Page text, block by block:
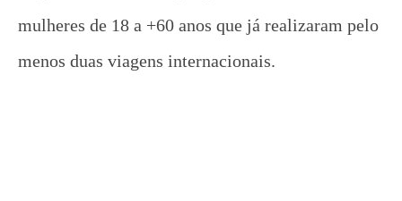
mulheres de 18 a +60 anos que já realizaram pelo
menos duas viagens internacionais.